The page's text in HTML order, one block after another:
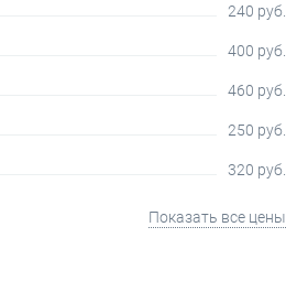
240 руб.
400 руб.
460 руб.
250 руб.
320 руб.
Показать все цены